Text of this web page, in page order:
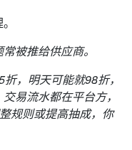
被推给供应商。
，明天可能就98折，
易流水都在平台方，
规则或提高抽成，你